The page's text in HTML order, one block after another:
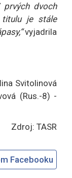
dvoch
je stále
vyjadrila
Svitolinová
(Rus.-8) -
Zdroj: TASR
Facebooku